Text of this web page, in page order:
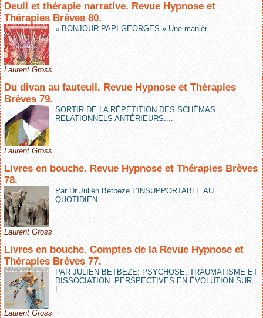
Deuil et thérapie narrative. Revue Hypnose et
Thérapies Brèves 80.
« BONJOUR PAPI GEORGES » Une manièr...
Laurent Gross
Du divan au fauteuil. Revue Hypnose et Thérapies
Brèves 79.
SORTIR DE LA RÉPÉTITION DES SCHÉMAS
RELATIONNELS ANTÉRIEURS....
Laurent Gross
Livres en bouche. Revue Hypnose et Thérapies Brèves
78.
Par Dr Julien Betbeze L’INSUPPORTABLE AU
QUOTIDIEN....
Laurent Gross
Livres en bouche. Comptes de la Revue Hypnose et
Thérapies Brèves 77.
PAR JULIEN BETBEZE: PSYCHOSE, TRAUMATISME ET
DISSOCIATION. PERSPECTIVES EN ÉVOLUTION SUR
L...
Laurent Gross